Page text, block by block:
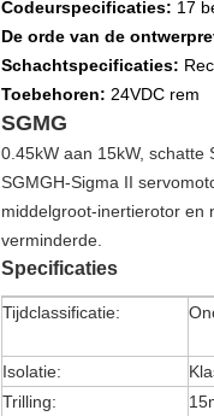
Codeurspecificaties: 17
De orde van de
Schachtspecificaties:
Toebehoren: 24VDC rem
SGMG
0.45kW aan 15kW, schatte
SGMGH-Sigma II
middelgroot-inertierotor en
verminderde.
Specificaties
Tijdclassificatie:
Isolatie:
Trilling: